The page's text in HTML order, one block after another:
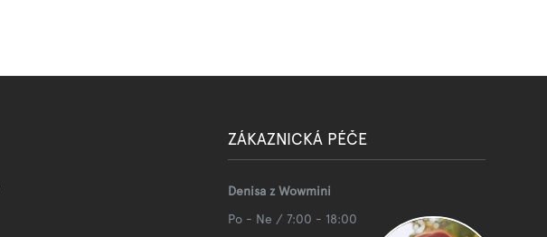
ZÁKAZNICKÁ PÉČE
Denisa z Wowmini
Po - Ne / 7:00 - 18:00